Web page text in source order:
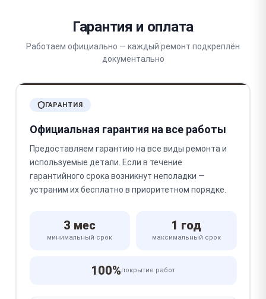
Гарантия и оплата
Работаем официально — каждый ремонт подкреплён
документально
ГАРАНТИЯ
Официальная гарантия на все работы
Предоставляем гарантию на все виды ремонта и
используемые детали. Если в течение
гарантийного срока возникнут неполадки —
устраним их бесплатно в приоритетном порядке.
3 мес
минимальный срок
1 год
максимальный срок
100%покрытие работ